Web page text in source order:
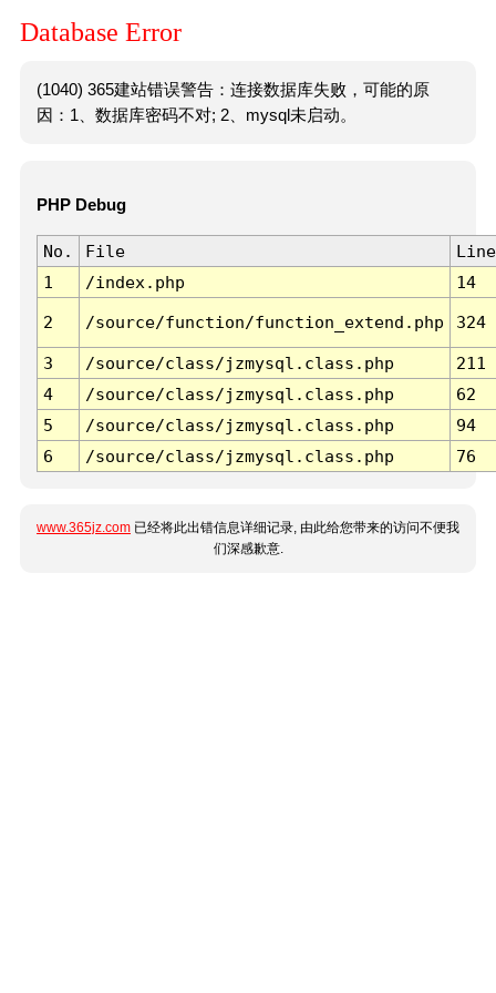
Database Error
(1040) 365建站错误警告：连接数据库失败，可能的原
因：1、数据库密码不对; 2、mysql未启动。
PHP Debug
No. File
Line
1
/index.php 14
2 /source/function/function_extend.php 324
3 /source/class/jzmysql.class.php
211
4
/source/class/jzmysql.class.php
62
5
/source/class/jzmysql.class.php
94
6
/source/class/jzmysql.class.php 76
www.365jz.com 已经将此出错信息详细记录, 由此给您带来的访问不便我
们深感歉意.